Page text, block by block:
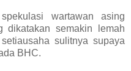
wartawan asing
dikatakan semakin lemah
sulitnya supaya
BHC.